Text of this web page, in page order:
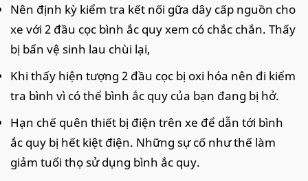
Nên định kỳ kiểm tra kết nối gữa dây cấp nguồn cho
xe với 2 đầu cọc bình ắc quy xem có chắc chắn. Thấy
bị bẩn vệ sinh lau chùi lại,
Khi thấy hiện tượng 2 đầu cọc bị oxi hóa nên đi kiểm
tra bình vì có thể bình ắc quy của bạn đang bị hở.
Hạn chế quên thiết bị điện trên xe để dẫn tới bình
ắc quy bị hết kiệt điện. Những sự cố như thế làm
giảm tuổi thọ sử dụng bình ắc quy.